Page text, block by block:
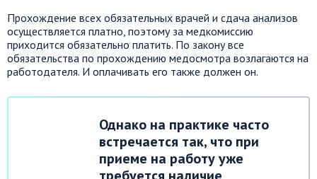
Прохождение всех обязательных врачей и сдача анализов
осуществляется платно, поэтому за медкомиссию
приходится обязательно платить. По закону все
обязательства по прохождению медосмотра возлагаются на
работодателя. И оплачивать его также должен он.
Однако на практике часто
встречается так, что при
приеме на работу уже